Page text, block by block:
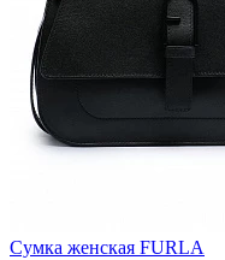
Сумка женская FURLA